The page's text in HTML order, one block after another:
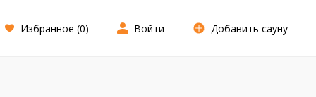
Избранное (0) Войти Добавить сауну